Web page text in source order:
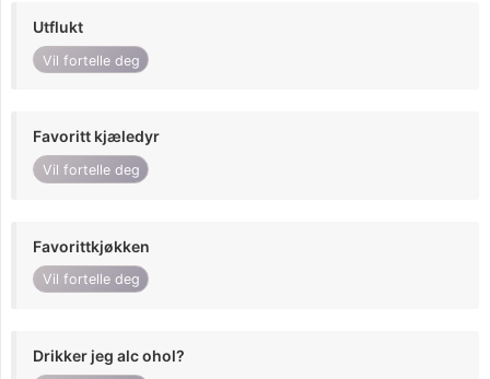
Utflukt
Vil fortelle deg
Favoritt kjæledyr
Vil fortelle deg
Favorittkjøkken
Vil fortelle deg
Drikker jeg alc ohol?